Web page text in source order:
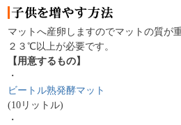
マットへ産卵しますのでマットの質が
２３℃以上が必要です。
【用意するもの】
・
ビートル熟発酵マット
(10リットル)
・